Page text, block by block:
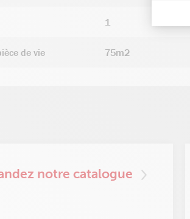
1
de vie 75m2
notre catalogue